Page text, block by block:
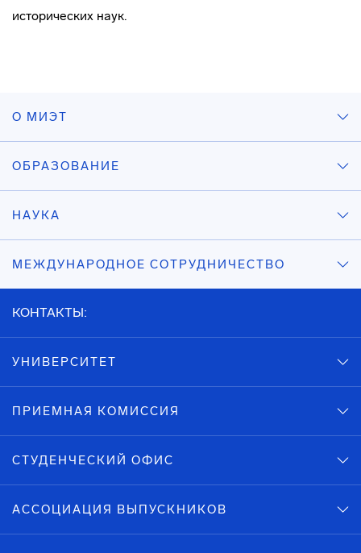
исторических наук.
О МИЭТ
ОБРАЗОВАНИЕ
НАУКА
МЕЖДУНАРОДНОЕ СОТРУДНИЧЕСТВО
КОНТАКТЫ:
УНИВЕРСИТЕТ
ПРИЕМНАЯ КОМИССИЯ
СТУДЕНЧЕСКИЙ ОФИС
АССОЦИАЦИЯ ВЫПУСКНИКОВ